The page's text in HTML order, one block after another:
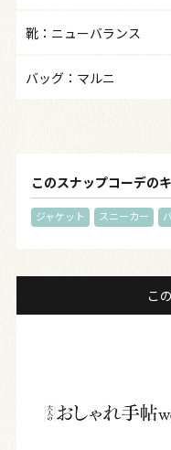
靴：ニューバランス
バッグ：マルニ
このスナップコーデの
ジャケット スニーカー
こ